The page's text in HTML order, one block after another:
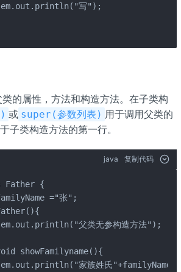
写");
类的属性，方法和构造方法。在子类构
或 super(参数列表) 用于调用父类的
子类构造方法的第一行。
java 复制代码
Father {
="张";
父类无参构造方法");
showFamilyname(){
家族姓氏"+familyName);